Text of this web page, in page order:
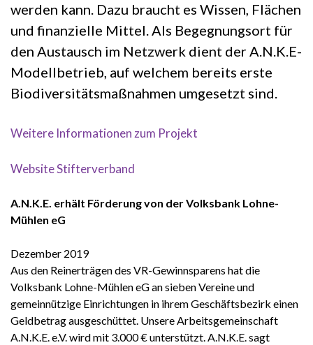
werden kann. Dazu braucht es Wissen, Flächen
und finanzielle Mittel. Als Begegnungsort für
den Austausch im Netzwerk dient der A.N.K.E-
Modellbetrieb, auf welchem bereits erste
Biodiversitätsmaßnahmen umgesetzt sind.
Weitere Informationen zum Projekt
Website Stifterverband
A.N.K.E. erhält Förderung von der Volksbank Lohne-
Mühlen eG
Dezember 2019
Aus den Reinerträgen des VR-Gewinnsparens hat die
Volksbank Lohne-Mühlen eG an sieben Vereine und
gemeinnützige Einrichtungen in ihrem Geschäftsbezirk einen
Geldbetrag ausgeschüttet. Unsere Arbeitsgemeinschaft
A.N.K.E. e.V. wird mit 3.000 € unterstützt. A.N.K.E. sagt